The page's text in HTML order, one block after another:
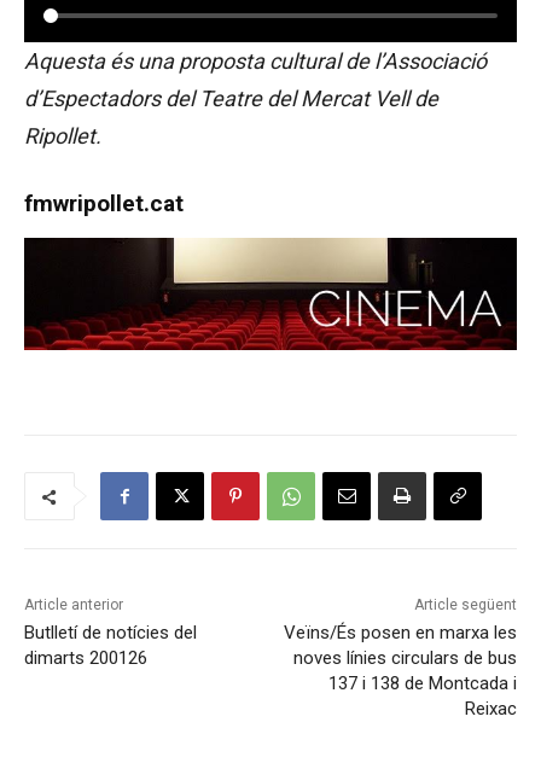
Aquesta és una proposta cultural de l’Associació
d’Espectadors del Teatre del Mercat Vell de
Ripollet.
fmwripollet.cat
Article anterior
Butlletí de notícies del
dimarts 200126
Article següent
Veïns/És posen en marxa les
noves línies circulars de bus
137 i 138 de Montcada i
Reixac